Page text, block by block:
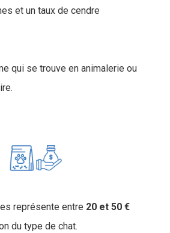
et un taux de cendre
qui se trouve en animalerie ou
représente entre 20 et 50 €
du type de chat.